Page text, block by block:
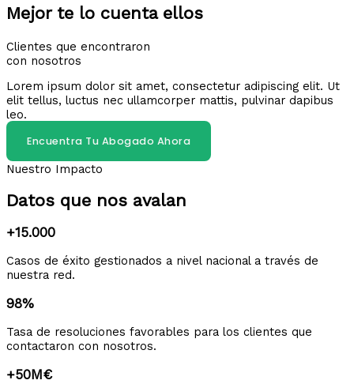
Mejor te lo cuenta ellos
Clientes que encontraron
con nosotros
Lorem ipsum dolor sit amet, consectetur adipiscing elit. Ut
elit tellus, luctus nec ullamcorper mattis, pulvinar dapibus
leo.
Encuentra Tu Abogado Ahora
Nuestro Impacto
Datos que nos avalan
+15.000
Casos de éxito gestionados a nivel nacional a través de
nuestra red.
98%
Tasa de resoluciones favorables para los clientes que
contactaron con nosotros.
+50M€